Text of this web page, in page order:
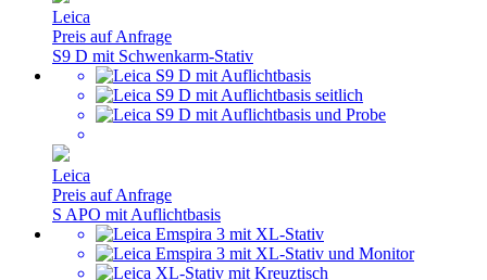
Leica
Preis auf Anfrage
S9 D mit Schwenkarm-Stativ
Leica
Preis auf Anfrage
S APO mit Auflichtbasis